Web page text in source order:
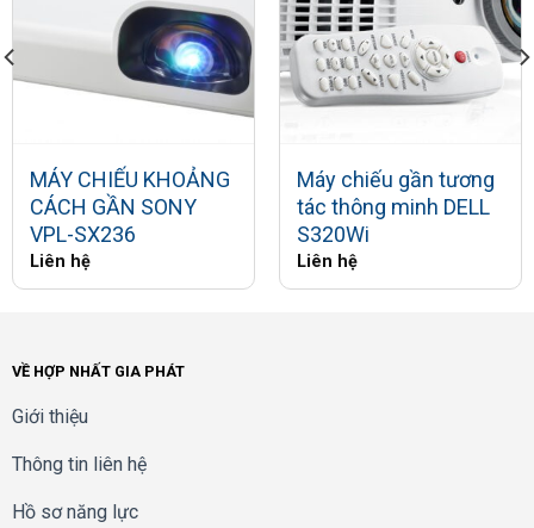
MÁY CHIẾU KHOẢNG
CÁCH GẦN SONY
VPL-SX236
Liên hệ
Máy chiếu gần tương
tác thông minh DELL
S320Wi
Liên hệ
VỀ HỢP NHẤT GIA PHÁT
Giới thiệu
Thông tin liên hệ
Hồ sơ năng lực